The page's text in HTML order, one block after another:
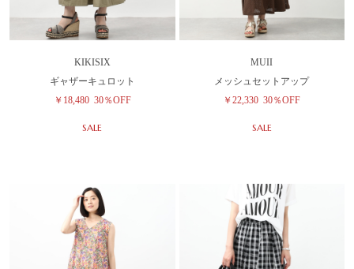
KIKISIX
ギャザーキュロット
￥18,480 30％OFF
SALE
MUII
メッシュセットアップ
￥22,330 30％OFF
SALE